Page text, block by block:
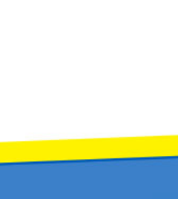
ทร จังหวัดลำพูน ขอแสดงความยินดีดั
ระชุมข้าราชการครูและบุคลากรทาง